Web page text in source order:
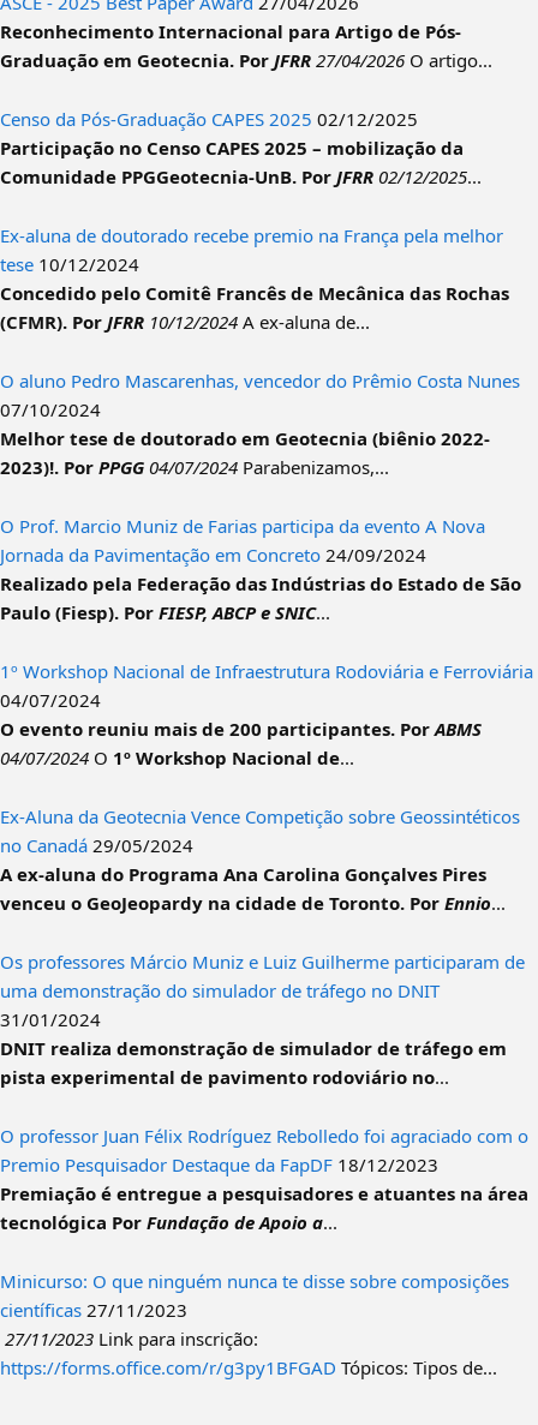
Reconhecimento Internacional para Artigo de Pós-
Graduação em Geotecnia. Por JFRR 27/04/2026 O artigo...
Censo da Pós-Graduação CAPES 2025 02/12/2025
Participação no Censo CAPES 2025 – mobilização da
Comunidade PPGGeotecnia-UnB. Por JFRR 02/12/2025...
Ex-aluna de doutorado recebe premio na França pela melhor
tese 10/12/2024
Concedido pelo Comitê Francês de Mecânica das Rochas
(CFMR). Por JFRR 10/12/2024 A ex-aluna de...
O aluno Pedro Mascarenhas, vencedor do Prêmio Costa Nunes
07/10/2024
Melhor tese de doutorado em Geotecnia (biênio 2022-
2023)!. Por PPGG 04/07/2024 Parabenizamos,...
O Prof. Marcio Muniz de Farias participa da evento A Nova
Jornada da Pavimentação em Concreto 24/09/2024
Realizado pela Federação das Indústrias do Estado de São
Paulo (Fiesp). Por FIESP, ABCP e SNIC...
1º Workshop Nacional de Infraestrutura Rodoviária e Ferroviária
04/07/2024
O evento reuniu mais de 200 participantes. PorABMS
04/07/2024 O 1º Workshop Nacional de...
Ex-Aluna da Geotecnia Vence Competição sobre Geossintéticos
no Canadá 29/05/2024
A ex-aluna do Programa Ana Carolina Gonçalves Pires
venceu o GeoJeopardy na cidade de Toronto. Por Ennio...
Os professores Márcio Muniz e Luiz Guilherme participaram de
uma demonstração do simulador de tráfego no DNIT
31/01/2024
DNIT realiza demonstração de simulador de tráfego em
pista experimental de pavimento rodoviário no...
O professor Juan Félix Rodríguez Rebolledo foi agraciado com o
Premio Pesquisador Destaque da FapDF 18/12/2023
Premiação é entregue a pesquisadores e atuantes na área
tecnológica Por Fundação de Apoio a...
Minicurso: O que ninguém nunca te disse sobre composições
científicas 27/11/2023
27/11/2023 Link para inscrição:
https://forms.office.com/r/g3py1BFGAD Tópicos: Tipos de...